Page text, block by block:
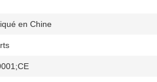
en Chine